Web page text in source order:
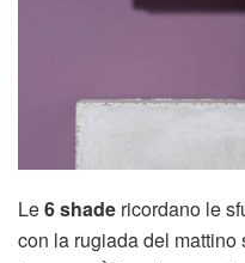
Le6 shade ricordano le
con la rugiada del